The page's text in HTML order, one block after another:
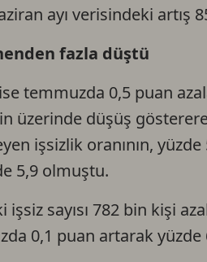
ayı verisindeki artış
fazla düştü
temmuzda 0,5 puan
üzerinde düşüş
işsizlik oranının,
5,9 olmuştu.
sayısı 782 bin kişi
0,1 puan artarak yüzde